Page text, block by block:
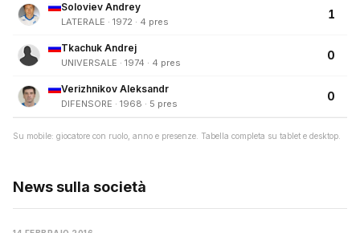
Soloviev Andrey
LATERALE · 1972 · 4 pres
1
Tkachuk Andrej
UNIVERSALE · 1974 · 4 pres
0
Verizhnikov Aleksandr
DIFENSORE · 1968 · 5 pres
0
Su mobile: giocatore con ruolo, anno e presenze. Tabella completa su tablet e desktop.
News sulla società